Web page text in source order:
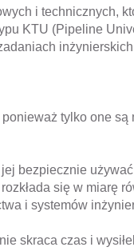
i technicznych,
KTU (Pipeline
tylko one
bezpiecznie
się w
i systemów
skraca czas i